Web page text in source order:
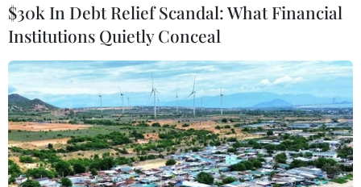
#COVID-19 #Vaccine
#Mũi tăng cường
$30k In Debt Relief Scandal: What Financial
Institutions Quietly Conceal